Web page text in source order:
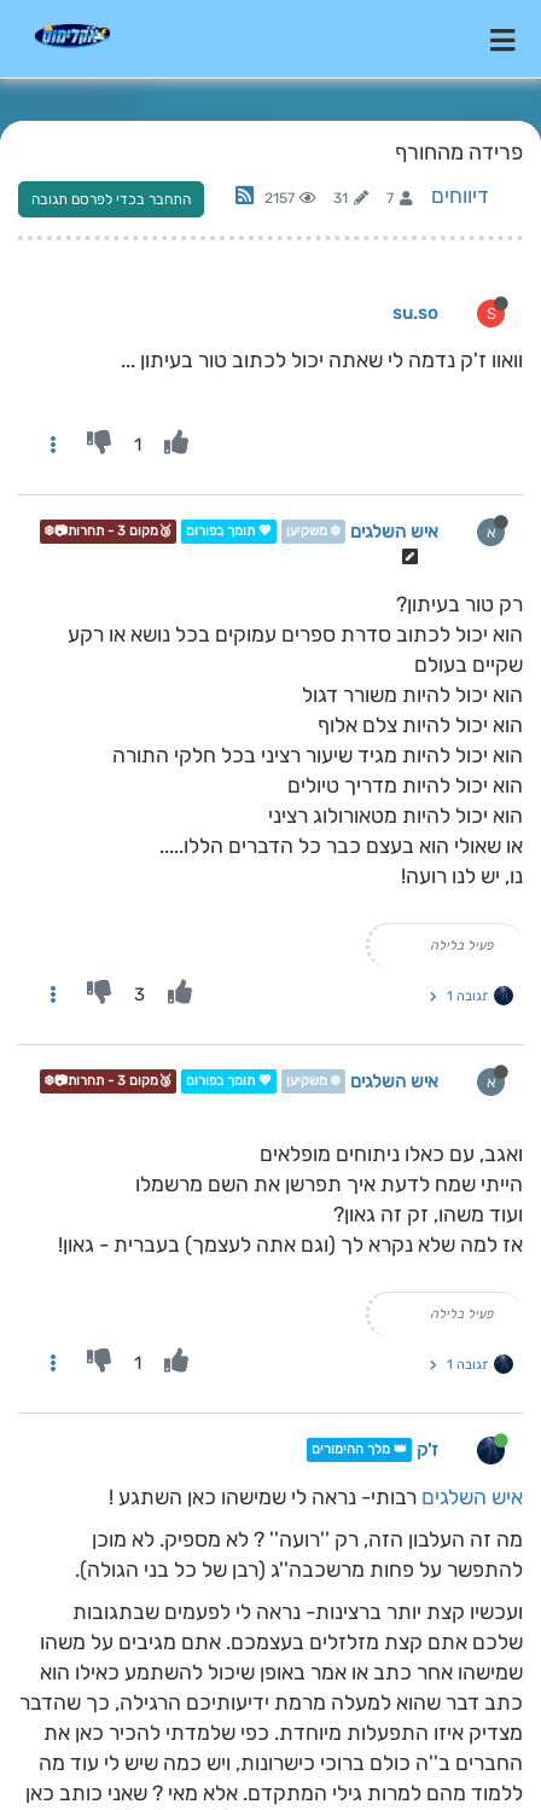
פרידה מהחורף
דיווחים 7
31
2157 התחבר בכדי לפרסם תגובה
S
su.so
וואוו ז'ק נדמה לי שאתה יכול לכתוב טור בעיתון ...
1
א איש השלגים ❄️ משקיען 💖 תומך בפורום 🥉מקום 3 - תחרות📷❄️
רק טור בעיתון?
הוא יכול לכתוב סדרת ספרים עמוקים בכל נושא או רקע
שקיים בעולם
הוא יכול להיות משורר דגול
הוא יכול להיות צלם אלוף
הוא יכול להיות מגיד שיעור רציני בכל חלקי התורה
הוא יכול להיות מדריך טיולים
הוא יכול להיות מטאורולוג רציני
או שאולי הוא בעצם כבר כל הדברים הללו.....
נו, יש לנו רועה!
פעיל בלילה
תגובה 1 3
א איש השלגים ❄️ משקיען 💖 תומך בפורום 🥉מקום 3 - תחרות📷❄️
ואגב, עם כאלו ניתוחים מופלאים
הייתי שמח לדעת איך תפרשן את השם מרשמלו
ועוד משהו, זק זה גאון?
אז למה שלא נקרא לך (וגם אתה לעצמך) בעברית - גאון!
פעיל בלילה
תגובה 1 1
ז'ק 👑 מלך ההימורים
איש השלגים רבותי- נראה לי שמישהו כאן השתגע !
מה זה העלבון הזה, רק ''רועה'' ? לא מספיק. לא מוכן
להתפשר על פחות מרשכבה''ג (רבן של כל בני הגולה).
ועכשיו קצת יותר ברצינות- נראה לי לפעמים שבתגובות
שלכם אתם קצת מזלזלים בעצמכם. אתם מגיבים על משהו
שמישהו אחר כתב או אמר באופן שיכול להשתמע כאילו הוא
כתב דבר שהוא למעלה מרמת ידיעותיכם הרגילה, כך שהדבר
מצדיק איזו התפעלות מיוחדת. כפי שלמדתי להכיר כאן את
החברים ב''ה כולם ברוכי כישרונות, ויש כמה שיש לי עוד מה
ללמוד מהם למרות גילי המתקדם. אלא מאי ? שאני כותב כאן